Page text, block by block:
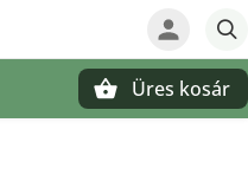
Üres kosár